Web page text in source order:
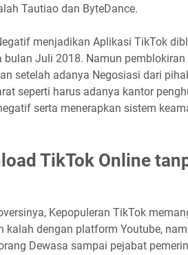
Tautiao dan ByteDance.
menjadikan Aplikasi TikTok
bulan Juli 2018. Namun
setelah adanya Negosiasi dari
seperti harus adanya kantor
serta menerapkan sistem
TikTok Online
Kepopuleran TikTok
kalah dengan platform Youtube,
Dewasa sampai pejabat